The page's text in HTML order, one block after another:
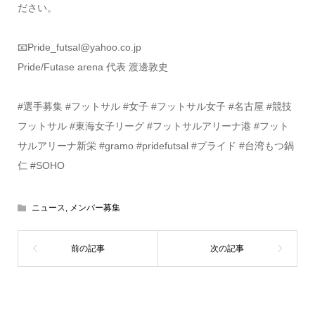
ださい。
📧Pride_futsal@yahoo.co.jp
Pride/Futase arena 代表 渡邊敦史
#選手募集 #フットサル #女子 #フットサル女子 #名古屋 #競技
フットサル #東海女子リーグ #フットサルアリーナ港 #フット
サルアリーナ新栄 #gramo #pridefutsal #プライド #台湾もつ鍋
仁 #SOHO
ニュース, メンバー募集